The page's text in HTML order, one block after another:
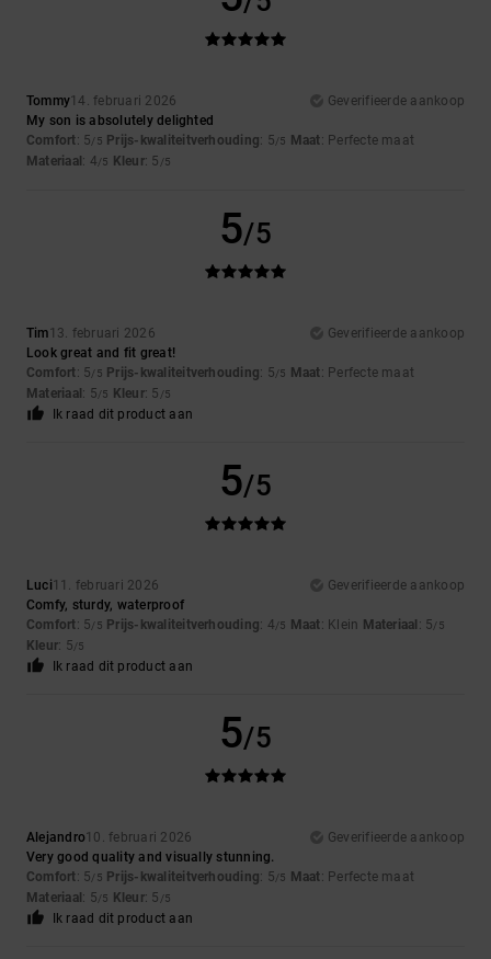
Tommy14. februari 2026
Geverifieerde aankoop
My son is absolutely delighted
Comfort: 5/5 Prijs-kwaliteitverhouding: 5/5 Maat: Perfecte maat
Materiaal : 4/5 Kleur: 5 /5
5/5
Tim13. februari 2026
Geverifieerde aankoop
Look great and fit great!
Comfort: 5/5 Prijs-kwaliteitverhouding: 5/5 Maat: Perfecte maat
Materiaal : 5/5 Kleur: 5 /5
Ik raad dit product aan
5/5
Luci11. februari 2026
Geverifieerde aankoop
Comfy, sturdy, waterproof
Comfort: 5/5 Prijs-kwaliteitverhouding: 4/5 Maat: Klein Materiaal : 5/5
Kleur: 5/5
Ik raad dit product aan
5/5
Alejandro10. februari 2026
Geverifieerde aankoop
Very good quality and visually stunning.
Comfort: 5/5 Prijs-kwaliteitverhouding: 5/5 Maat: Perfecte maat
Materiaal : 5/5 Kleur: 5 /5
Ik raad dit product aan